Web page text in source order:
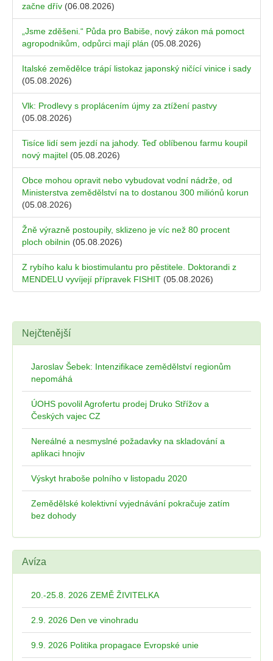
začne dřív (06.08.2026)
„Jsme zděšeni.“ Půda pro Babiše, nový zákon má pomoct
agropodnikům, odpůrci mají plán (05.08.2026)
Italské zemědělce trápí listokaz japonský ničící vinice i sady
(05.08.2026)
Vlk: Prodlevy s proplácením újmy za ztížení pastvy
(05.08.2026)
Tisíce lidí sem jezdí na jahody. Teď oblíbenou farmu koupil
nový majitel (05.08.2026)
Obce mohou opravit nebo vybudovat vodní nádrže, od
Ministerstva zemědělství na to dostanou 300 miliónů korun
(05.08.2026)
Žně výrazně postoupily, sklizeno je víc než 80 procent
ploch obilnin (05.08.2026)
Z rybího kalu k biostimulantu pro pěstitele. Doktorandi z
MENDELU vyvíjejí přípravek FISHIT (05.08.2026)
Nejčtenější
Jaroslav Šebek: Intenzifikace zemědělství regionům
nepomáhá
ÚOHS povolil Agrofertu prodej Druko Střížov a
Českých vajec CZ
Nereálné a nesmyslné požadavky na skladování a
aplikaci hnojiv
Výskyt hraboše polního v listopadu 2020
Zemědělské kolektivní vyjednávání pokračuje zatím
bez dohody
Avíza
20.-25.8. 2026 ZEMĚ ŽIVITELKA
2.9. 2026 Den ve vinohradu
9.9. 2026 Politika propagace Evropské unie